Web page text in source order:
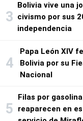
Bolivia vive una
civismo por sus
independencia
Papa León XIV
Bolivia por su
Nacional
Filas por gasolina
reaparecen en